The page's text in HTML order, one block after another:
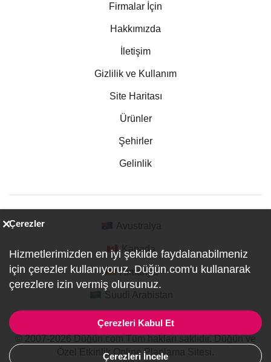
Firmalar İçin
Hakkımızda
İletişim
Gizlilik ve Kullanım
Site Haritası
Ürünler
Şehirler
Gelinlik
Kanada
Almanya
Özel Etkinlik Online Planlama Sitesi.
Çerezler
Hizmetlerimizden en iyi şekilde faydalanabilmeniz
için çerezler kullanıyoruz. Düğün.com'u kullanarak
çerezlere izin vermiş olursunuz.
Çerezleri Kabul Et
Çerezleri İncele